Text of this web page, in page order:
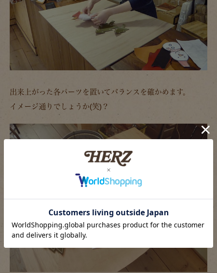
出来上がった各パーツを置いてバランスを確かめます。
イメージ通りでしょうか(笑)？